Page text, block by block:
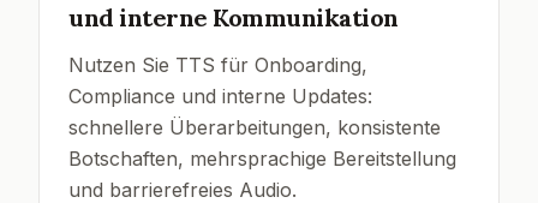
und interne Kommunikation
Nutzen Sie TTS für Onboarding,
Compliance und interne Updates:
schnellere Überarbeitungen, konsistente
Botschaften, mehrsprachige Bereitstellung
und barrierefreies Audio.